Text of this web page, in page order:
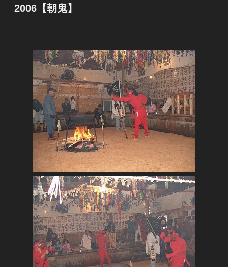
稿
日:
2006【朝鬼】